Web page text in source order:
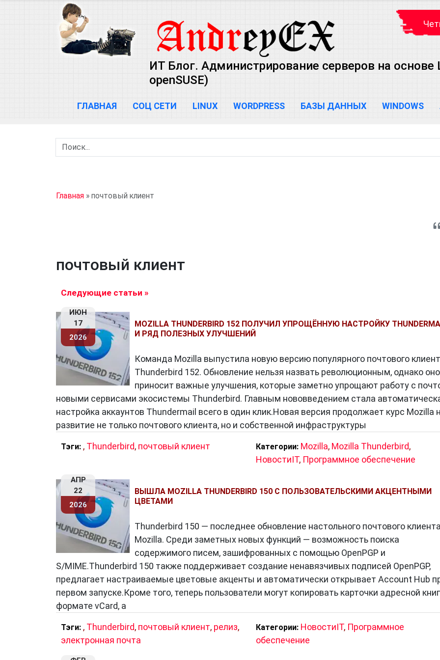
ИТ Блог. Администрирование серверов на основе
openSUSE)
ГЛАВНАЯ СОЦ СЕТИ LINUX WORDPRESS БАЗЫ ДАННЫХ WINDOWS
Главная » почтовый клиент
почтовый клиент
Следующие статьи »
ИЮН
17
2026
MOZILLA THUNDERBIRD 152 ПОЛУЧИЛ УПРОЩЁННУЮ НАСТРОЙКУ
И РЯД ПОЛЕЗНЫХ УЛУЧШЕНИЙ
Команда Mozilla выпустила новую версию популярного почтового
Thunderbird 152. Обновление нельзя назвать революционным, однако оно
приносит важные улучшения, которые заметно упрощают работу с
новыми сервисами экосистемы Thunderbird. Главным нововведением стала
настройка аккаунтов Thundermail всего в один клик.Новая версия продолжает курс Mozilla
развитие не только почтового клиента, но и собственной инфраструктуры
Тэги: , Thunderbird, почтовый клиент Категории: Mozilla, Mozilla Thunderbird,
НовостиIT, Программное обеспечение
АПР
22
2026
ВЫШЛА MOZILLA THUNDERBIRD 150 С ПОЛЬЗОВАТЕЛЬСКИМИ АКЦЕНТНЫМИ
ЦВЕТАМИ
Thunderbird 150 — последнее обновление настольного почтового
Mozilla. Среди заметных новых функций — возможность поиска
содержимого писем, зашифрованных с помощью OpenPGP и
S/MIME.Thunderbird 150 также поддерживает создание ненавязчивых подписей OpenPGP,
предлагает настраиваемые цветовые акценты и автоматически открывает Account Hub
первом запуске.Кроме того, теперь пользователи могут копировать карточки адресной
формате vCard, а
Тэги: , Thunderbird, почтовый клиент, релиз,
электронная почта
Категории: НовостиIT, Программное
обеспечение